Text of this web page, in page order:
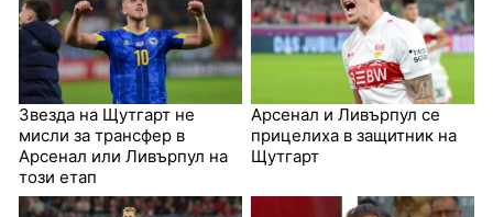
Звезда на Щутгарт не
мисли за трансфер в
Арсенал или Ливърпул на
този етап
Арсенал и Ливърпул се
прицелиха в защитник на
Щутгарт